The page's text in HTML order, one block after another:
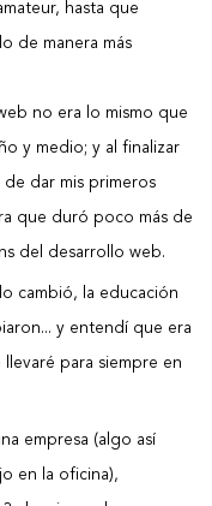
hasta que
de manera más
no era lo mismo que
y medio; y al finalizar
dar mis primeros
que duró poco más de
del desarrollo web.
cambió, la educación
y entendí que era
para siempre en
empresa (algo así
en la oficina),